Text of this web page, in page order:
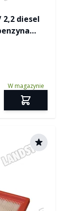
diesel
W magazynie